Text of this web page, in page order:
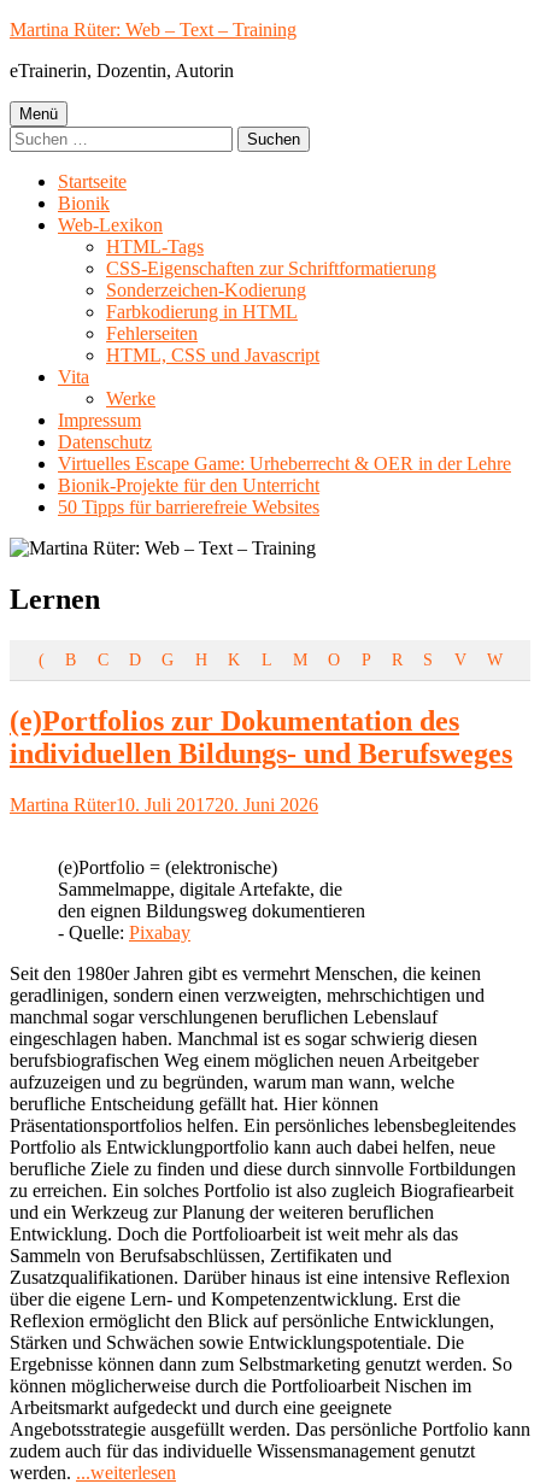
Springe
Inhalt
Martina Rüter: Web – Text – Training
eTrainerin, Dozentin, Autorin
Primäres
Menü
Menü
Suchen
nach:
Startseite
Bionik
Web-Lexikon
HTML-Tags
CSS-Eigenschaften zur Schriftformatierung
Sonderzeichen-Kodierung
Farbkodierung in HTML
Fehlerseiten
HTML, CSS und Javascript
Vita
Werke
Impressum
Datenschutz
Virtuelles Escape Game: Urheberrecht & OER in der Lehre
Bionik-Projekte für den Unterricht
50 Tipps für barrierefreie Websites
Schlagwort:
Lernen
( B C D G H K L M O P R S V W
(e)Portfolios zur Dokumentation des
individuellen Bildungs- und Berufsweges
Autor
Martina RüterVeröffentlicht
10. Juli 201720. Juni 2026
(e)Portfolio = (elektronische)
Sammelmappe, digitale Artefakte, die
den eignen Bildungsweg dokumentieren
- Quelle: Pixabay
Seit den 1980er Jahren gibt es vermehrt Menschen, die keinen
geradlinigen, sondern einen verzweigten, mehrschichtigen und
manchmal sogar verschlungenen beruflichen Lebenslauf
eingeschlagen haben. Manchmal ist es sogar schwierig diesen
berufsbiografischen Weg einem möglichen neuen Arbeitgeber
aufzuzeigen und zu begründen, warum man wann, welche
berufliche Entscheidung gefällt hat. Hier können
Präsentationsportfolios helfen. Ein persönliches lebensbegleitendes
Portfolio als Entwicklungportfolio kann auch dabei helfen, neue
berufliche Ziele zu finden und diese durch sinnvolle Fortbildungen
zu erreichen. Ein solches Portfolio ist also zugleich Biografiearbeit
und ein Werkzeug zur Planung der weiteren beruflichen
Entwicklung. Doch die Portfolioarbeit ist weit mehr als das
Sammeln von Berufsabschlüssen, Zertifikaten und
Zusatzqualifikationen. Darüber hinaus ist eine intensive Reflexion
über die eigene Lern- und Kompetenzentwicklung. Erst die
Reflexion ermöglicht den Blick auf persönliche Entwicklungen,
Stärken und Schwächen sowie Entwicklungspotentiale. Die
Ergebnisse können dann zum Selbstmarketing genutzt werden. So
können möglicherweise durch die Portfolioarbeit Nischen im
Arbeitsmarkt aufgedeckt und durch eine geeignete
Angebotsstrategie ausgefüllt werden. Das persönliche Portfolio kann
zudem auch für das individuelle Wissensmanagement genutzt
werden. ...weiterlesen